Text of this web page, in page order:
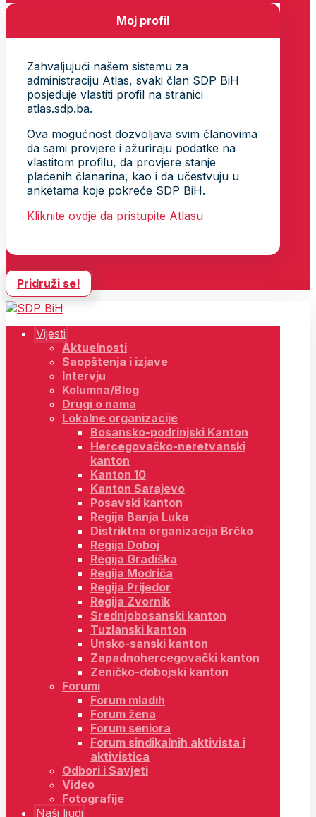
Moj profil
Zahvaljujući našem sistemu za
administraciju Atlas, svaki član SDP BiH
posjeduje vlastiti profil na stranici
atlas.sdp.ba.
Ova mogućnost dozvoljava svim članovima
da sami provjere i ažuriraju podatke na
vlastitom profilu, da provjere stanje
plaćenih članarina, kao i da učestvuju u
anketama koje pokreće SDP BiH.
Kliknite ovdje da pristupite Atlasu
Pridruži se!
Vijesti
Aktuelnosti
Saopštenja i izjave
Intervju
Kolumna/Blog
Drugi o nama
Lokalne organizacije
Bosansko-podrinjski Kanton
Hercegovačko-neretvanski
kanton
Kanton 10
Kanton Sarajevo
Posavski kanton
Regija Banja Luka
Distriktna organizacija Brčko
Regija Doboj
Regija Gradiška
Regija Modriča
Regija Prijedor
Regija Zvornik
Srednjobosanski kanton
Tuzlanski kanton
Unsko-sanski kanton
Zapadnohercegovački kanton
Zeničko-dobojski kanton
Forumi
Forum mladih
Forum žena
Forum seniora
Forum sindikalnih aktivista i
aktivistica
Odbori i Savjeti
Video
Fotografije
Naši ljudi